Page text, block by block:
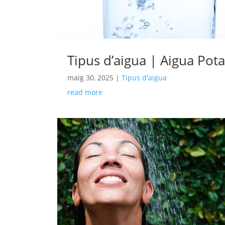
Tipus d’aigua | Aigua
maig 30, 2025 |Tipus d'aigua
read more